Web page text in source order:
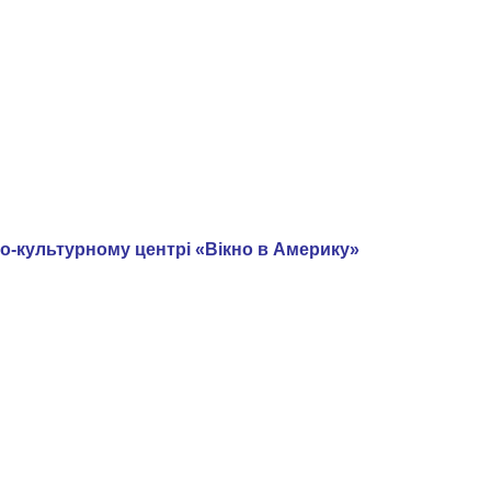
центрі «Вікно в Америку»